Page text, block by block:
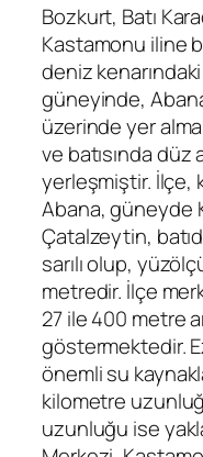
Bozkurt, Batı
Kastamonu iline
deniz
güneyinde,
üzerinde yer
ve batısında
yerleşmiştir. İlçe,
Abana, güneyde
Çatalzeytin,
sarılı olup,
metredir. İlçe
27 ile 400 metre
göstermektedir.
önemli su
kilometre
uzunluğu ise